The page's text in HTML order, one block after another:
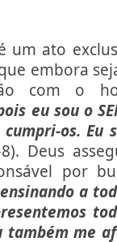
um ato
embora
com o
eu sou o
os. Eu
Deus
por
a
me